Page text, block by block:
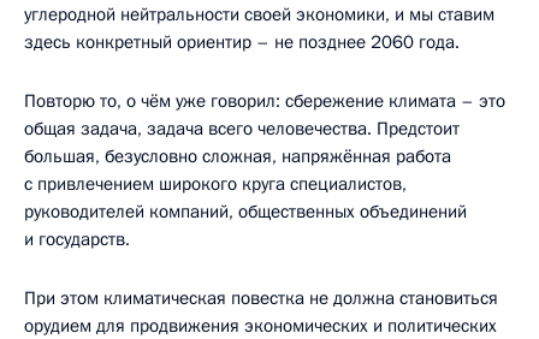
углеродной нейтральности своей экономики, и мы ставим
здесь конкретный ориентир – не позднее 2060 года.
Повторю то, о чём уже говорил: сбережение климата – это
общая задача, задача всего человечества. Предстоит
большая, безусловно сложная, напряжённая работа
с привлечением широкого круга специалистов,
руководителей компаний, общественных объединений
и государств.
При этом климатическая повестка не должна становиться
орудием для продвижения экономических и политических